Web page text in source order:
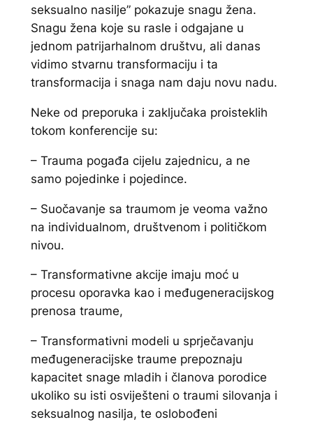
seksualno nasilje” pokazuje snagu žena.
Snagu žena koje su rasle i odgajane u
jednom patrijarhalnom društvu, ali danas
vidimo stvarnu transformaciju i ta
transformacija i snaga nam daju novu nadu.
Neke od preporuka i zaključaka proisteklih
tokom konferencije su:
– Trauma pogađa cijelu zajednicu, a ne
samo pojedinke i pojedince.
– Suočavanje sa traumom je veoma važno
na individualnom, društvenom i političkom
nivou.
– Transformativne akcije imaju moć u
procesu oporavka kao i međugeneracijskog
prenosa traume,
– Transformativni modeli u sprječavanju
međugeneracijske traume prepoznaju
kapacitet snage mladih i članova porodice
ukoliko su isti osviješteni o traumi silovanja i
seksualnog nasilja, te oslobođeni